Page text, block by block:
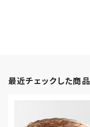
最近チェックした商品